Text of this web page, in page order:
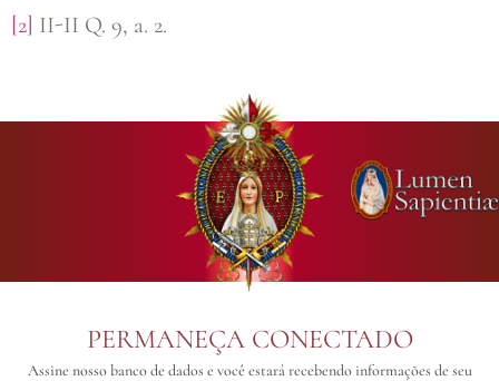
[2] II-II Q. 9, a. 2.
PERMANEÇA CONECTADO
Assine nosso banco de dados e você estará recebendo informações de seu